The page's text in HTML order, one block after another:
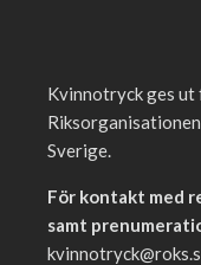
Kvinnotryck ges ut
Sverige.
För kontakt med
samt